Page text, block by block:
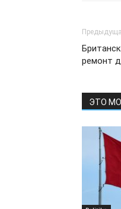
ремонт
ЭТО